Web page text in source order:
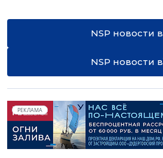
NSP новости в
NSP новости в
РЕКЛАМА